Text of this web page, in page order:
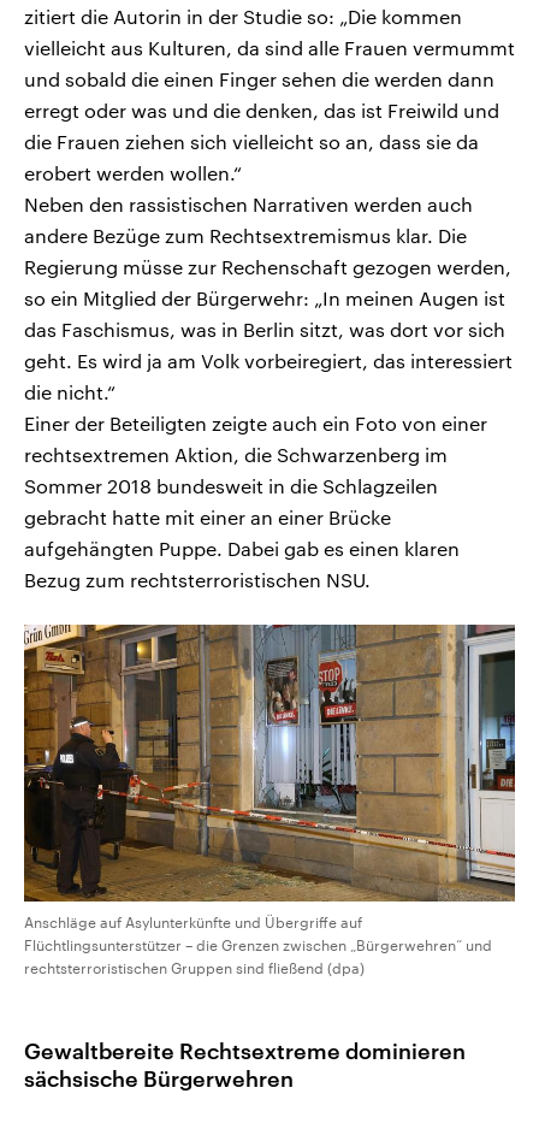
zitiert die Autorin in der Studie so: „Die kommen
vielleicht aus Kulturen, da sind alle Frauen vermummt
und sobald die einen Finger sehen die werden dann
erregt oder was und die denken, das ist Freiwild und
die Frauen ziehen sich vielleicht so an, dass sie da
erobert werden wollen.“
Neben den rassistischen Narrativen werden auch
andere Bezüge zum Rechtsextremismus klar. Die
Regierung müsse zur Rechenschaft gezogen werden,
so ein Mitglied der Bürgerwehr: „In meinen Augen ist
das Faschismus, was in Berlin sitzt, was dort vor sich
geht. Es wird ja am Volk vorbeiregiert, das interessiert
die nicht.“
Einer der Beteiligten zeigte auch ein Foto von einer
rechtsextremen Aktion, die Schwarzenberg im
Sommer 2018 bundesweit in die Schlagzeilen
gebracht hatte mit einer an einer Brücke
aufgehängten Puppe. Dabei gab es einen klaren
Bezug zum rechtsterroristischen NSU.
Anschläge auf Asylunterkünfte und Übergriffe auf
Flüchtlingsunterstützer – die Grenzen zwischen „Bürgerwehren“ und
rechtsterroristischen Gruppen sind fließend (dpa)
Gewaltbereite Rechtsextreme dominieren
sächsische Bürgerwehren